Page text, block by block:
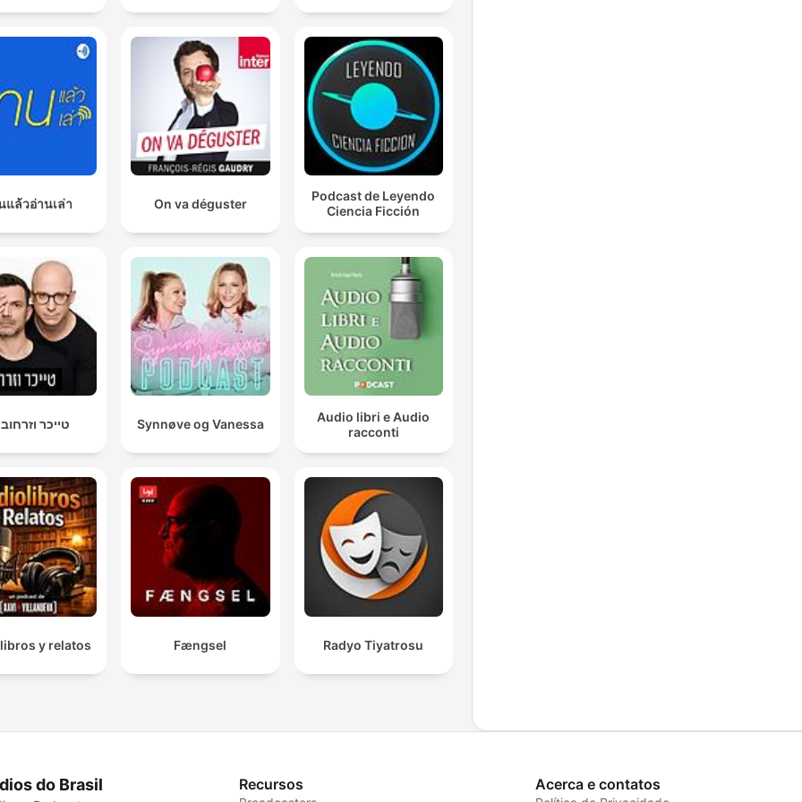
แล้วอ่านเล่า On va déguster
Podcast de Leyendo
Ciencia Ficción
טייכר Synnøve og Vanessa
Audio libri e Audio
racconti
y relatos Fængsel Radyo Tiyatrosu
do Brasil Recursos Acerca e contatos